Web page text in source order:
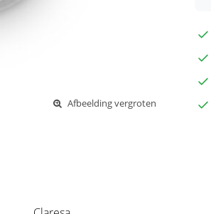
Afbeelding vergroten